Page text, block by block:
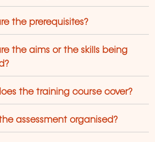
the prerequisites?
the aims or the skills being
the training course cover?
assessment organised?